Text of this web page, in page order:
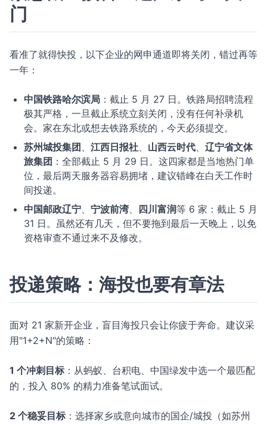
门
看准了就得快投，以下企业的网申通道即将关闭，错过再等
一年：
中国铁路哈尔滨局 ：截止 5 月 27 日。铁路局招聘流程
极其严格，一旦截止系统立刻关闭，没有任何补录机
会。家在东北或想去铁路系统的，今天必须提交。
苏州城投集团 、 江西日报社、 山西云时代、 辽宁省文体
旅集团 ：全部截止 5 月 29 日。这四家都是当地热门单
位，最后两天服务器容易拥堵，建议错峰在白天工作时
间投递。
中国邮政辽宁、 宁波前湾、 四川富润等 6 家：截止 5 月
31 日。虽然还有几天，但不要拖到最后一天晚上，以免
资格审查不通过来不及修改。
投递策略：海投也要有章法
面对 21 家新开企业，盲目海投只会让你疲于奔命。建议采
用"1+2+N"的策略：
1 个冲刺目标 ：从蚂蚁、台积电、中国绿发中选一个最匹配
的，投入 80% 的精力准备笔试面试。
2 个稳妥目标 ：选择家乡或意向城市的国企/城投（如苏州